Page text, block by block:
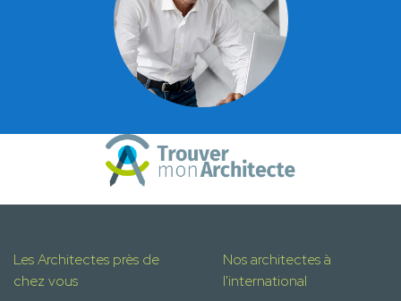
Les Architectes près de
chez vous
Nos architectes à
l'international